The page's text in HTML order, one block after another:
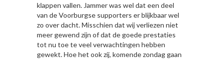
klappen vallen. Jammer was wel dat een deel
van de Voorburgse supporters er blijkbaar wel
zo over dacht. Misschien dat wij verliezen niet
meer gewend zijn of dat de goede prestaties
tot nu toe te veel verwachtingen hebben
gewekt. Hoe het ook zij, komende zondag gaan